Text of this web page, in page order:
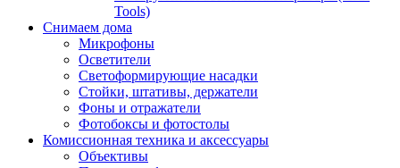
Tools)
Снимаем дома
Микрофоны
Осветители
Светоформирующие насадки
Стойки, штативы, держатели
Фоны и отражатели
Фотобоксы и фотостолы
Комиссионная техника и аксессуары
Объективы